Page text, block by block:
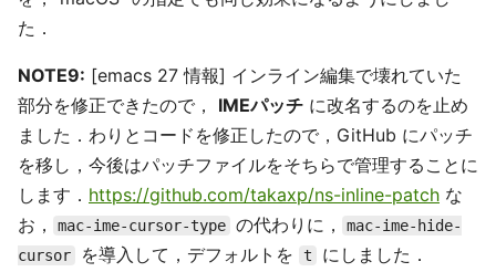
た．
NOTE9: [emacs 27 情報] インライン編集で壊れていた
部分を修正できたので， IMEパッチ に改名するのを止め
ました．わりとコードを修正したので，GitHub にパッチ
を移し，今後はパッチファイルをそちらで管理することに
します． https://github.com/takaxp/ns-inline-patch な
お，
mac-ime-cursor-type の代わりに，
mac-ime-hide-
cursor
を導入して，デフォルトを t
にしました．